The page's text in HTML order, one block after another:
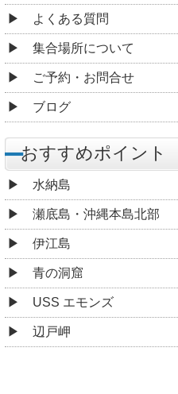
よくある質問
集合場所について
ご予約・お問合せ
ブログ
おすすめポイント
水納島
瀬底島・沖縄本島北部
伊江島
青の洞窟
USS エモンズ
辺戸岬